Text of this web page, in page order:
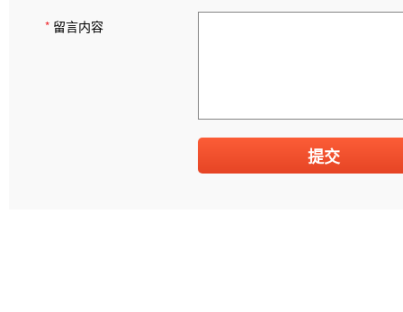
* 留言内容